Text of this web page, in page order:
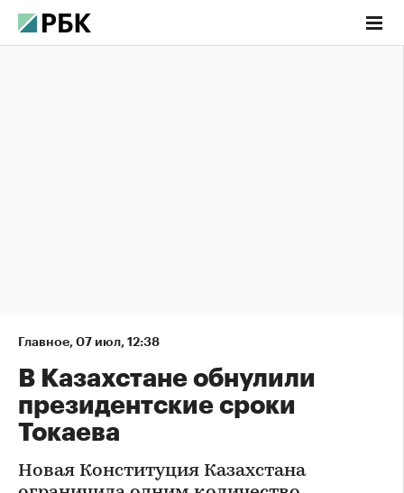
Главное, 07 июл, 12:38
В Казахстане обнулили
президентские сроки
Токаева
Новая Конституция Казахстана